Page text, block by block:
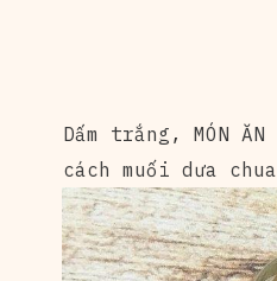
Dấm trắng , MÓN ĂN
cách muối dưa chua